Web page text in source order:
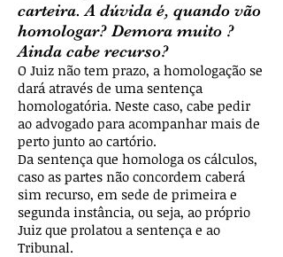
carteira. A dúvida é, quando vão
homologar? Demora muito ?
Ainda cabe recurso?
O Juiz não tem prazo, a homologação se
dará através de uma sentença
homologatória. Neste caso, cabe pedir
ao advogado para acompanhar mais de
perto junto ao cartório.
Da sentença que homologa os cálculos,
caso as partes não concordem caberá
sim recurso, em sede de primeira e
segunda instância, ou seja, ao próprio
Juiz que prolatou a sentença e ao
Tribunal.